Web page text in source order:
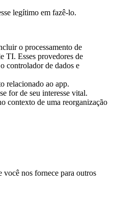
legítimo em fazê-lo.
o processamento de
TI. Esses provedores de
controlador de dados e
relacionado ao app.
for de seu interesse vital.
contexto de uma reorganização
você nos fornece para outros